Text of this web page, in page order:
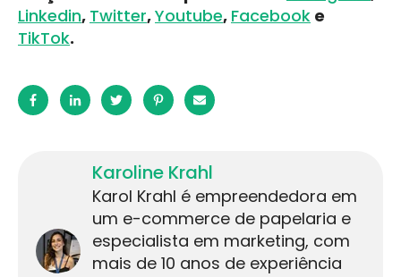
Linkedin, Twitter,Youtube, Facebook e
TikTok.
Karoline Krahl
Karol Krahl é empreendedora em
um e-commerce de papelaria e
especialista em marketing, com
mais de 10 anos de experiência